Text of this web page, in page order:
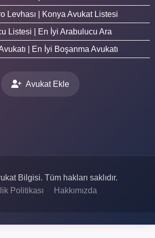
Levhası | Konya Avukat Listesi
Listesi | En İyi Arabulucu Ara
| En İyi Boşanma Avukatı
Avukat Ekle
Bilgisi. Tüm hakları saklıdır.
Politikası
Hakkımızda